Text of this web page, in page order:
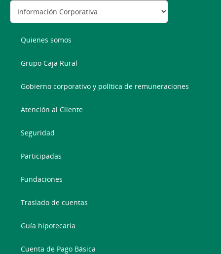
Quienes somos
Grupo Caja Rural
Gobierno corporativo y política de remuneraciones
Atención al Cliente
Seguridad
Participadas
Fundaciones
Traslado de cuentas
Guía hipotecaria
Cuenta de Pago Básica